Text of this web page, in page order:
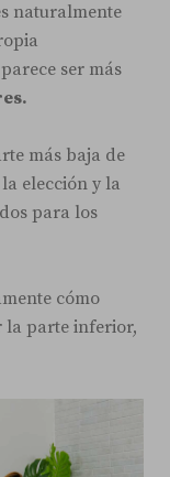
naturalmente
ser más
más baja de
elección y la
para los
cómo
la parte inferior,